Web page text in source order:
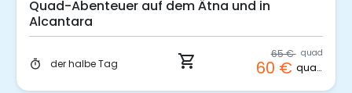
Quad-Abenteuer auf dem Ätna und in
Alcantara
timer der halbe Tag shopping_cart 65 € quad
60 € quad